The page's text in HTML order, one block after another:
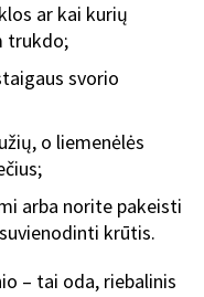
ar kai kurių
trukdo;
svorio
o liemenėlės
arba norite pakeisti
krūtis.
– tai oda, riebalinis